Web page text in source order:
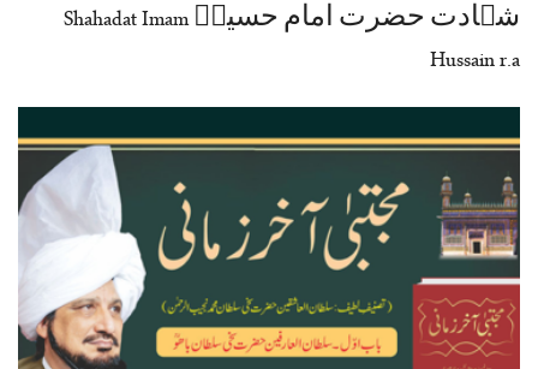
شہادت حضرت امام حسینؓ Shahadat Imam
Hussain r.a